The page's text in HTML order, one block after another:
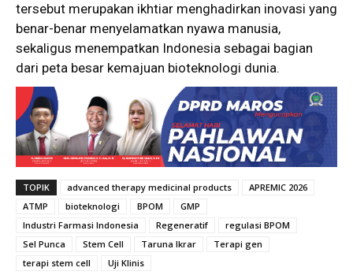
tersebut merupakan ikhtiar menghadirkan inovasi yang
benar-benar menyelamatkan nyawa manusia,
sekaligus menempatkan Indonesia sebagai bagian
dari peta besar kemajuan bioteknologi dunia.
TOPIK advanced therapy medicinal products
APREMIC 2026
ATMP
bioteknologi BPOM
GMP
Industri Farmasi Indonesia
Regeneratif
regulasi BPOM
Sel Punca
Stem Cell Taruna Ikrar
Terapi gen
terapi stem cell
Uji Klinis